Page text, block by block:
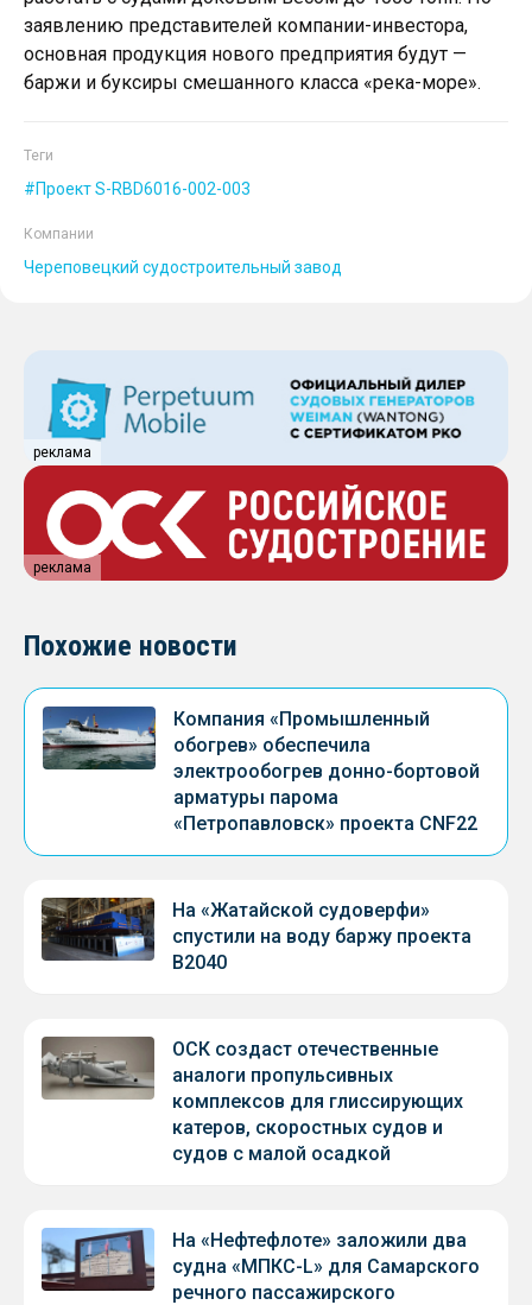
заявлению представителей компании-инвестора,
основная продукция нового предприятия будут —
баржи и буксиры смешанного класса «река-море».
Теги
Проект S-RBD6016-002-003
Компании
Череповецкий судостроительный завод
реклама
реклама
Похожие новости
Компания «Промышленный
обогрев» обеспечила
электрообогрев донно-бортовой
арматуры парома
«Петропавловск» проекта CNF22
На «Жатайской судоверфи»
спустили на воду баржу проекта
В2040
ОСК создаст отечественные
аналоги пропульсивных
комплексов для глиссирующих
катеров, скоростных судов и
судов с малой осадкой
На «Нефтефлоте» заложили два
судна «МПКС-L» для Самарского
речного пассажирского